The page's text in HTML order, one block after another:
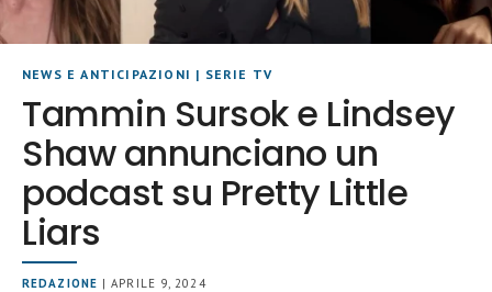
NEWS E ANTICIPAZIONI | SERIE TV
Tammin Sursok e Lindsey
Shaw annunciano un
podcast su Pretty Little
Liars
REDAZIONE | APRILE 9, 2024